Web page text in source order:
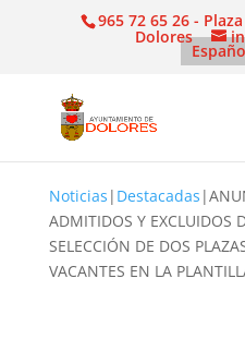
965 72 65 26 -
Dolores
Noticias | Destacadas |
ADMITIDOS Y EXCLUIDOS
SELECCIÓN DE DOS
VACANTES EN LA